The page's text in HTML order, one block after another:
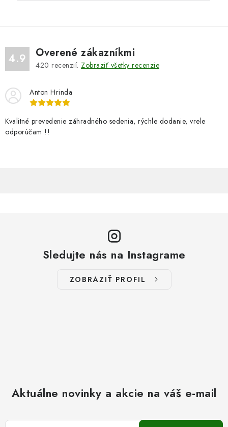
4.9 Overené zákazníkmi
420 recenzií. Zobraziť všetky recenzie
Anton Hrinda
Kvalitné prevedenie záhradného sedenia, rýchle dodanie, vrele
odporúčam !!
Sledujte nás na Instagrame
ZOBRAZIŤ PROFIL
Aktuálne novinky a akcie na váš e-mail